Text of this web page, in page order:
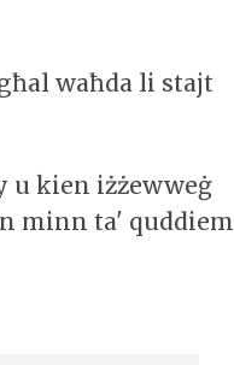
waħda li stajt
u kien iżżewweġ
minn ta' quddiem